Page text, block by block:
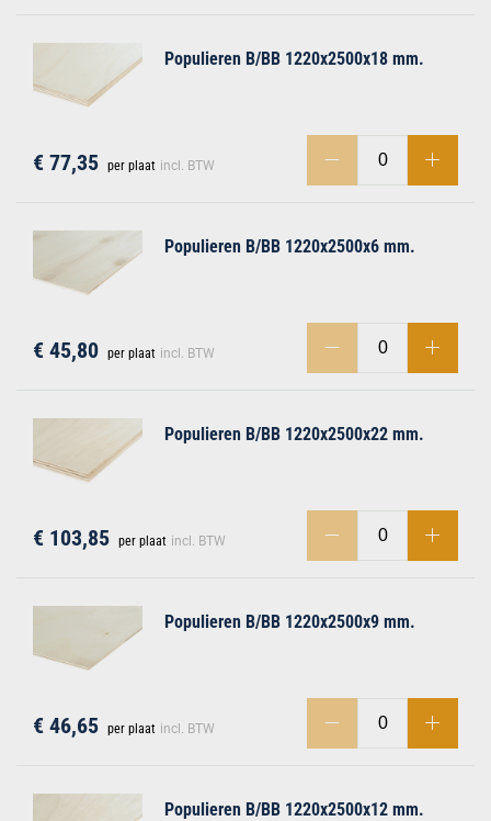
Populieren B/BB 1220x2500x18 mm.
€ 77,35 per plaat incl. BTW
Populieren B/BB 1220x2500x6 mm.
€ 45,80 per plaat incl. BTW
Populieren B/BB 1220x2500x22 mm.
€ 103,85 per plaat incl. BTW
Populieren B/BB 1220x2500x9 mm.
€ 46,65 per plaat incl. BTW
Populieren B/BB 1220x2500x12 mm.